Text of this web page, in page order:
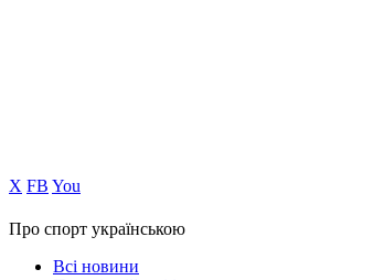
Х FB You
Про спорт українською
Всі новини